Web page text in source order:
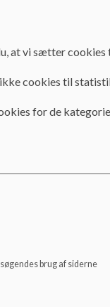
uvm/i-fokus/
at vi sætter
ikke cookies til
for de
brug af siderne